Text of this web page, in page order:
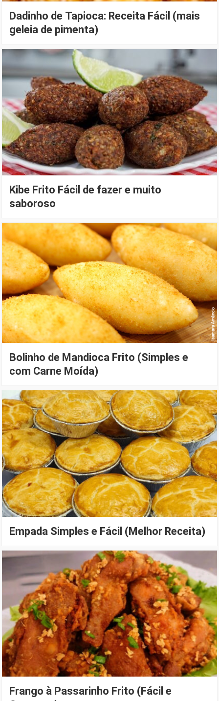
Dadinho de Tapioca: Receita Fácil (mais
geleia de pimenta)
Kibe Frito Fácil de fazer e muito
saboroso
Bolinho de Mandioca Frito (Simples e
com Carne Moída)
Empada Simples e Fácil (Melhor Receita)
Frango à Passarinho Frito (Fácil e